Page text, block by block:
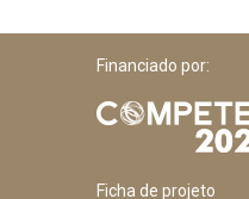
Financiado por:
Ficha de projeto